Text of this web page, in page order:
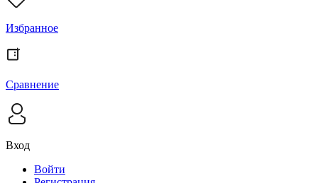
Избранное
Сравнение
Вход
Войти